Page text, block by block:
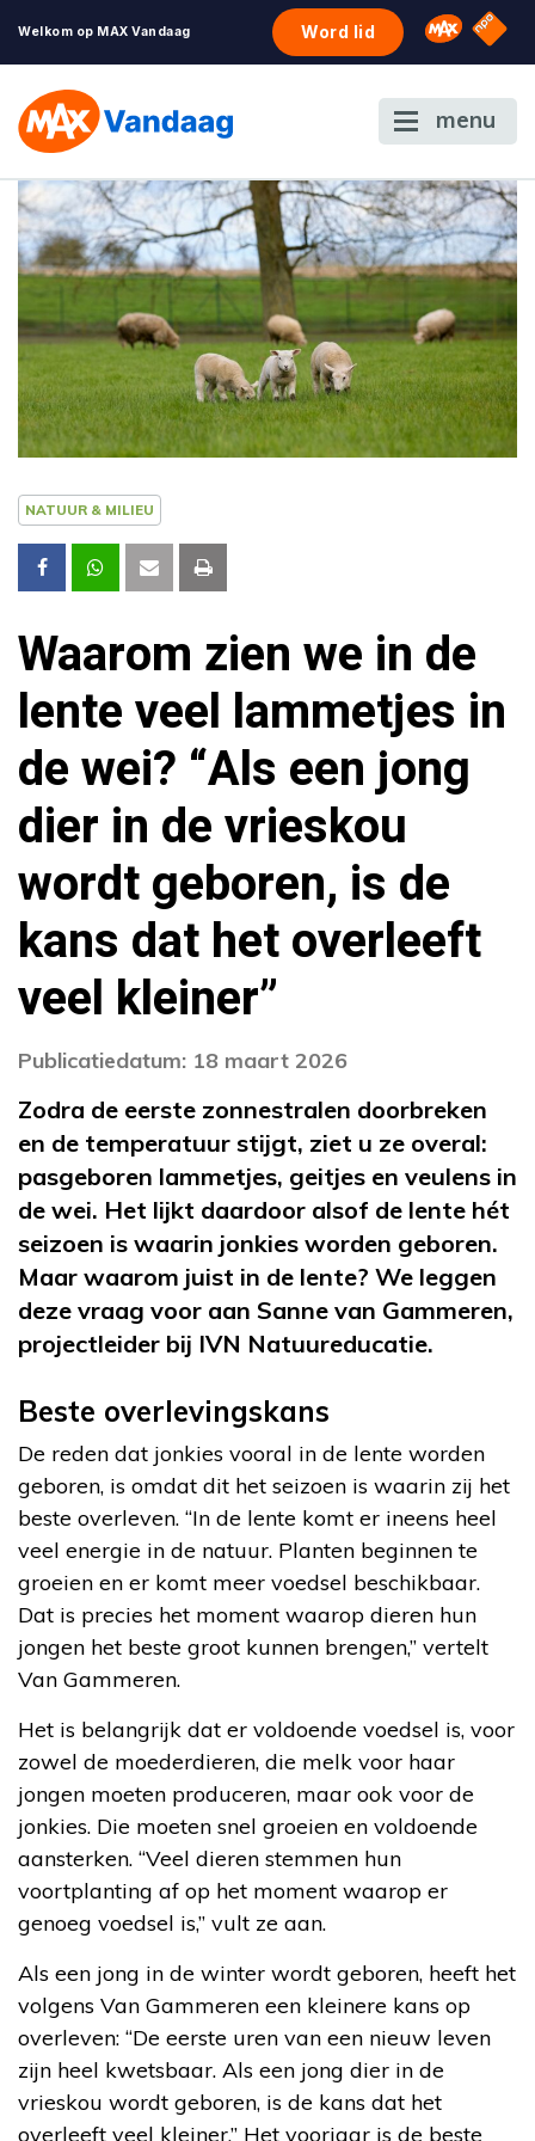
Welkom op MAX Vandaag Word lid Omroep
NPO
menu
NATUUR & MILIEU
Waarom zien we in de
lente veel lammetjes in
de wei? “Als een jong
dier in de vrieskou
wordt geboren, is de
kans dat het overleeft
veel kleiner”
Publicatiedatum: 18 maart 2026
Zodra de eerste zonnestralen doorbreken
en de temperatuur stijgt, ziet u ze overal:
pasgeboren lammetjes, geitjes en veulens in
de wei. Het lijkt daardoor alsof de lente hét
seizoen is waarin jonkies worden geboren.
Maar waarom juist in de lente? We leggen
deze vraag voor aan Sanne van Gammeren,
projectleider bij IVN Natuureducatie.
Beste overlevingskans
De reden dat jonkies vooral in de lente worden
geboren, is omdat dit het seizoen is waarin zij het
beste overleven. “In de lente komt er ineens heel
veel energie in de natuur. Planten beginnen te
groeien en er komt meer voedsel beschikbaar.
Dat is precies het moment waarop dieren hun
jongen het beste groot kunnen brengen,” vertelt
Van Gammeren.
Het is belangrijk dat er voldoende voedsel is, voor
zowel de moederdieren, die melk voor haar
jongen moeten produceren, maar ook voor de
jonkies. Die moeten snel groeien en voldoende
aansterken. “Veel dieren stemmen hun
voortplanting af op het moment waarop er
genoeg voedsel is,” vult ze aan.
Als een jong in de winter wordt geboren, heeft het
volgens Van Gammeren een kleinere kans op
overleven: “De eerste uren van een nieuw leven
zijn heel kwetsbaar. Als een jong dier in de
vrieskou wordt geboren, is de kans dat het
overleeft veel kleiner.” Het voorjaar is de beste